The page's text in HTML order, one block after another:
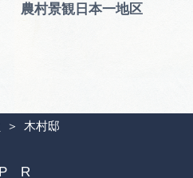
木村邸
農村景観日本一地区